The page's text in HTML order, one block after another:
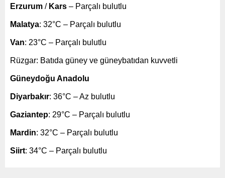
Erzurum / Kars – Parçalı bulutlu
Malatya: 32°C – Parçalı bulutlu
Van: 23°C – Parçalı bulutlu
Rüzgar: Batıda güney ve güneybatıdan kuvvetli
Güneydoğu Anadolu
Diyarbakır: 36°C – Az bulutlu
Gaziantep: 29°C – Parçalı bulutlu
Mardin: 32°C – Parçalı bulutlu
Siirt: 34°C – Parçalı bulutlu